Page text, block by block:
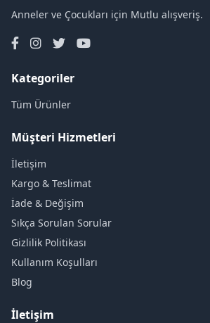
Anneler ve Çocukları için Mutlu alışveriş.
Kategoriler
Tüm Ürünler
Müşteri Hizmetleri
İletişim
Kargo & Teslimat
İade & Değişim
Sıkça Sorulan Sorular
Gizlilik Politikası
Kullanım Koşulları
Blog
İletişim